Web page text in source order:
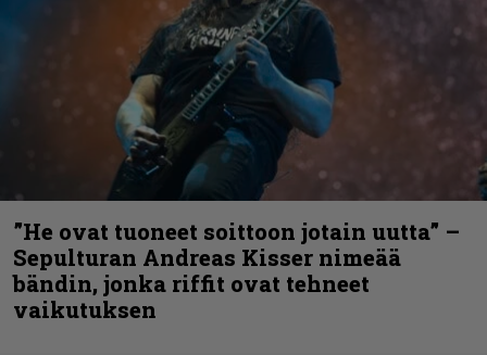
”He ovat tuoneet soittoon jotain uutta” –
Sepulturan Andreas Kisser nimeää
bändin, jonka riffit ovat tehneet
vaikutuksen